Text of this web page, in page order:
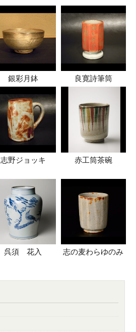
銀彩月鉢 良寛詩筆筒
志野ジョッキ 赤工筒茶碗
呉須 花入 志の麦わらゆのみ